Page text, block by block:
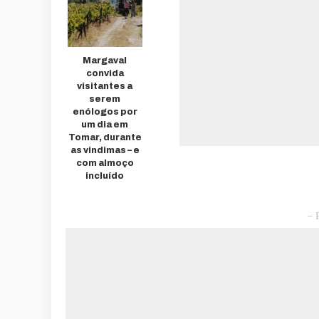
Margaval
convida
visitantes a
serem
enólogos por
um dia em
Tomar, durante
as vindimas – e
com almoço
incluído
–